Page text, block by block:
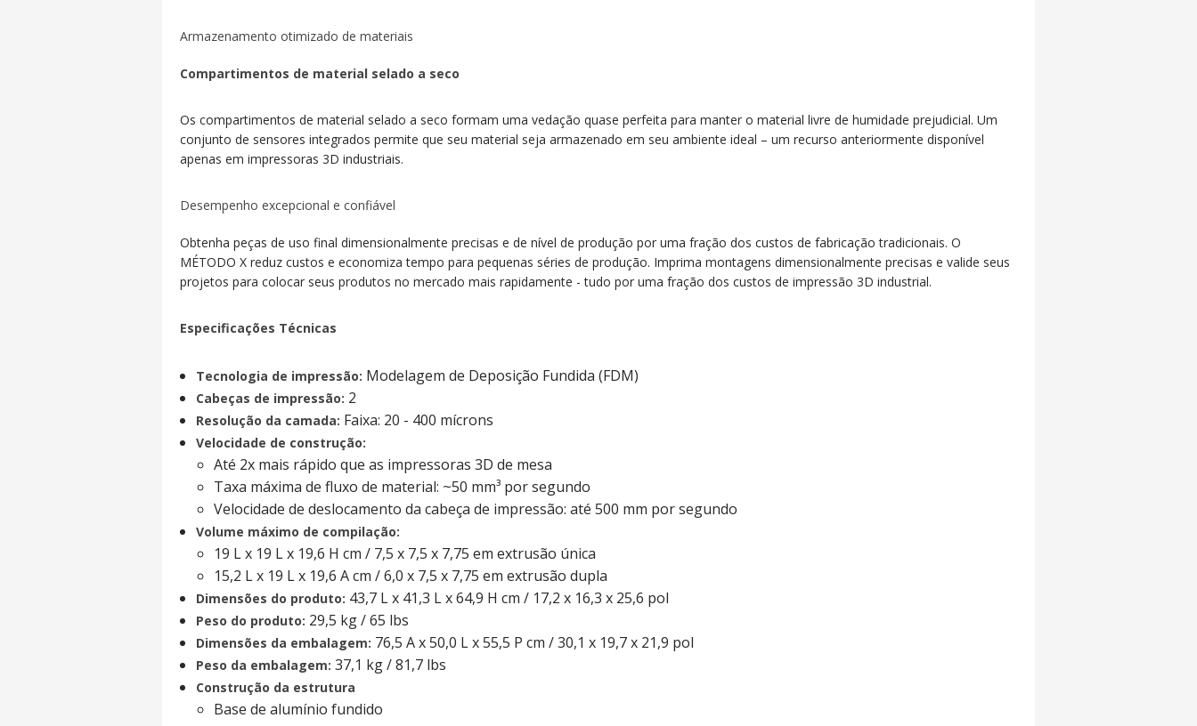
Armazenamento otimizado de materiais
Compartimentos de material selado a seco
Os compartimentos de material selado a seco formam uma vedação quase perfeita para manter o material livre de humidade prejudicial. Um
conjunto de sensores integrados permite que seu material seja armazenado em seu ambiente ideal – um recurso anteriormente disponível
apenas em impressoras 3D industriais.
Desempenho excepcional e confiável
Obtenha peças de uso final dimensionalmente precisas e de nível de produção por uma fração dos custos de fabricação tradicionais. O
MÉTODO X reduz custos e economiza tempo para pequenas séries de produção. Imprima montagens dimensionalmente precisas e valide seus
projetos para colocar seus produtos no mercado mais rapidamente - tudo por uma fração dos custos de impressão 3D industrial.
Especificações Técnicas
Tecnologia de impressão: Modelagem de Deposição Fundida (FDM)
Cabeças de impressão: 2
Resolução da camada: Faixa: 20 - 400 mícrons
Velocidade de construção:
Até 2x mais rápido que as impressoras 3D de mesa
Taxa máxima de fluxo de material: ~50 mm³ por segundo
Velocidade de deslocamento da cabeça de impressão: até 500 mm por segundo
Volume máximo de compilação:
19 L x 19 L x 19,6 H cm / 7,5 x 7,5 x 7,75 em extrusão única
15,2 L x 19 L x 19,6 A cm / 6,0 x 7,5 x 7,75 em extrusão dupla
Dimensões do produto: 43,7 L x 41,3 L x 64,9 H cm / 17,2 x 16,3 x 25,6 pol
Peso do produto: 29,5 kg / 65 lbs
Dimensões da embalagem: 76,5 A x 50,0 L x 55,5 P cm / 30,1 x 19,7 x 21,9 pol
Peso da embalagem: 37,1 kg / 81,7 lbs
Construção da estrutura
Base de alumínio fundido